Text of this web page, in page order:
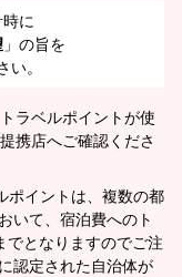
に
」の旨を
。
ラベルポイントが使
携店へご確認くださ
ポイントは、複数の都
いて、宿泊費へのト
でとなりますのでご注
認定された自治体が